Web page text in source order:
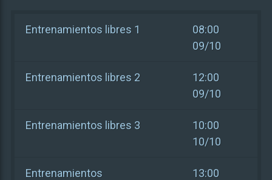
Entrenamientos libres 1
08:00
09/10
Entrenamientos libres 2
12:00
09/10
Entrenamientos libres 3
10:00
10/10
Entrenamientos
13:00